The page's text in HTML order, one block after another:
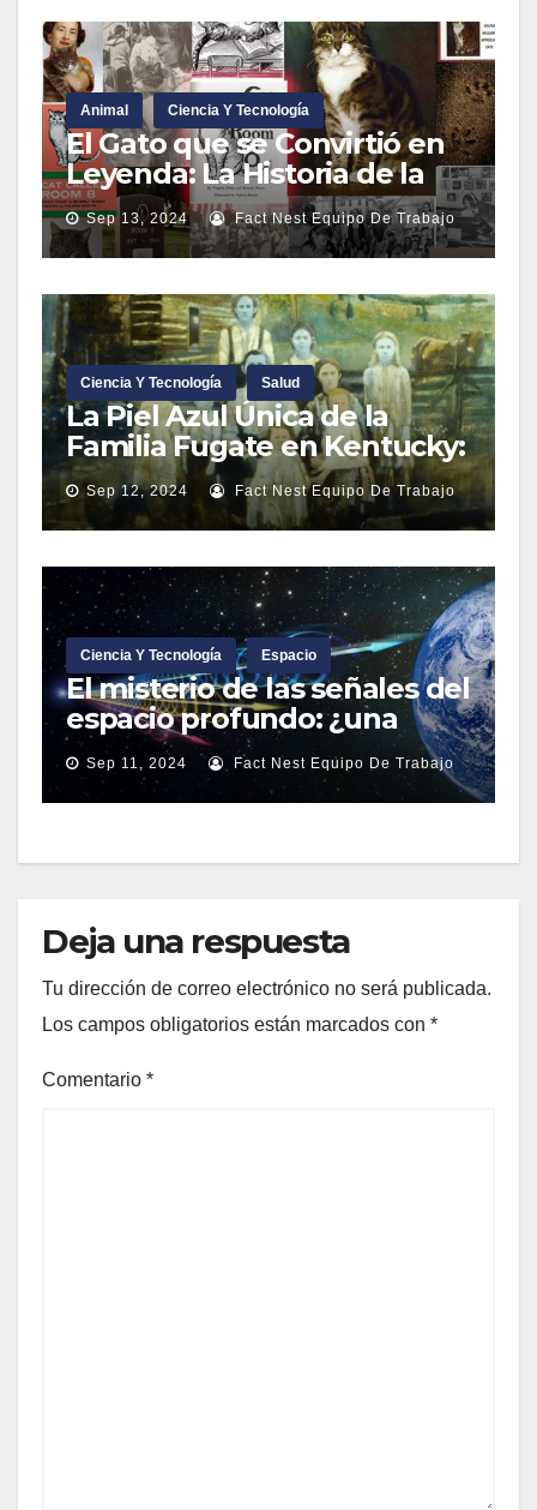
Animal Ciencia Y Tecnología
El Gato que se Convirtió en
Leyenda: La Historia de la
Habitación Número 8
Sep 13, 2024 Fact Nest Equipo De Trabajo
Ciencia Y Tecnología Salud
La Piel Azul Única de la
Familia Fugate en Kentucky:
Una Condición Genética
Rara
Sep 12, 2024 Fact Nest Equipo De Trabajo
Ciencia Y Tecnología Espacio
El misterio de las señales del
espacio profundo: ¿una
posible señal de vida
extraterrestre?
Sep 11, 2024 Fact Nest Equipo De Trabajo
Deja una respuesta
Tu dirección de correo electrónico no será publicada.
Los campos obligatorios están marcados con *
Comentario *